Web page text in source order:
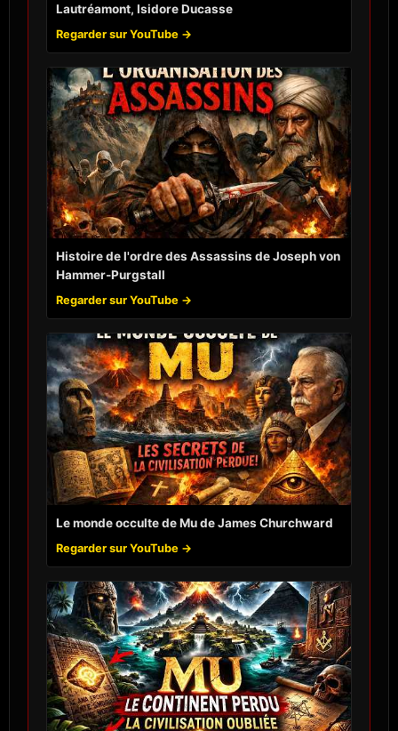
Lautréamont, Isidore Ducasse
Regarder sur YouTube →
Histoire de l'ordre des Assassins de Joseph von
Hammer-Purgstall
Regarder sur YouTube →
Le monde occulte de Mu de James Churchward
Regarder sur YouTube →